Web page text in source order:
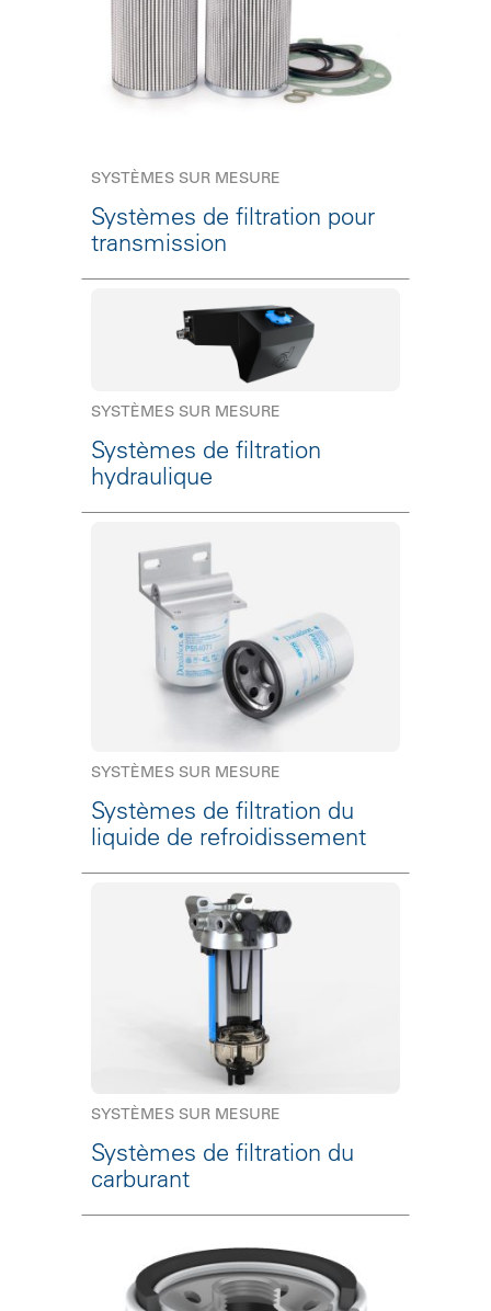
SYSTÈMES SUR MESURE
Systèmes de filtration pour
transmission
SYSTÈMES SUR MESURE
Systèmes de filtration
hydraulique
SYSTÈMES SUR MESURE
Systèmes de filtration du
liquide de refroidissement
SYSTÈMES SUR MESURE
Systèmes de filtration du
carburant